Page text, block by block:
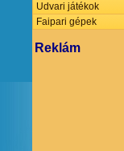
Udvari játékok
Faipari gépek
Reklám